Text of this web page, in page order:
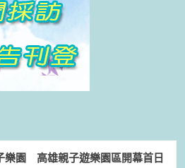
樂園 高雄親子遊樂園區開幕首日